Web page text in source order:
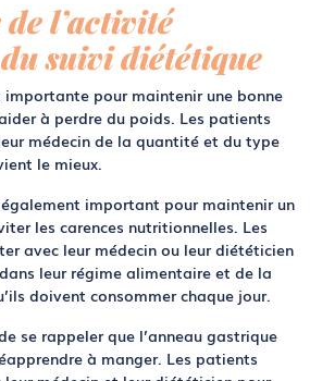
l’activité
suivi diététique
importante pour maintenir une bonne
à perdre du poids. Les patients
médecin de la quantité et du type
le mieux.
important pour maintenir un
les carences nutritionnelles. Les
avec leur médecin ou leur diététicien
leur régime alimentaire et de la
doivent consommer chaque jour.
se rappeler que l’anneau gastrique
à manger. Les patients